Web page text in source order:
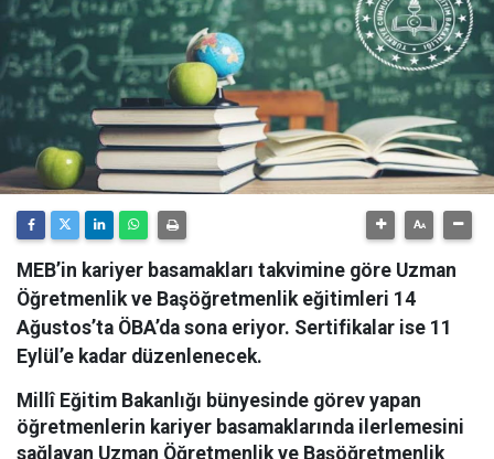
MEB’in kariyer basamakları takvimine göre Uzman
Öğretmenlik ve Başöğretmenlik eğitimleri 14
Ağustos’ta ÖBA’da sona eriyor. Sertifikalar ise 11
Eylül’e kadar düzenlenecek.
Millî Eğitim Bakanlığı bünyesinde görev yapan
öğretmenlerin kariyer basamaklarında ilerlemesini
sağlayan Uzman Öğretmenlik ve Başöğretmenlik